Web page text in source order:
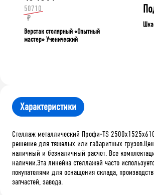
50710
₽
Верстак столярный «Опытный
мастер» Ученический
Характеристики
Стеллаж металлический Профи-TS
решение для тяжелых или габаритных
наличный и безналичный расчет. Все
наличии.Эта линейка стеллажей часто
покупателями для оснащения склада,
запчастей, завода.